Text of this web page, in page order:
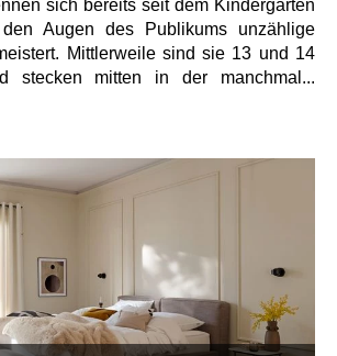
sich bereits seit dem Kindergarten
Augen des Publikums unzählige
Mittlerweile sind sie 13 und 14
stecken mitten in der manchmal...